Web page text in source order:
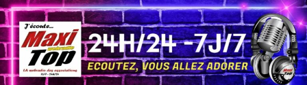
Aller
au
contenu